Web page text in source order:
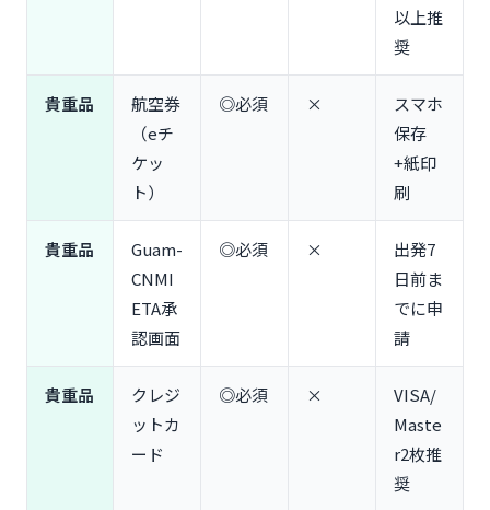
【グループ旅行・友人旅行】大人数で効率的に準備
する方法
グループで共有すべきアイテム（救急キット・延長
コード）
役割分担リスト（幹事・会計・撮影係）
大人数向けレンタカー・送迎の手配
【衣類・ファッション】季節別おすすめアイテム
通年必須（Tシャツ3枚・短パン2枚・水着2着）
乾季（12～5月）の服装（薄手カーディガン・UVパ
ーカー）
雨季（6～11月）の服装（速乾性Tシャツ・折りたた
おすすめブランド（ユニクロエアリズム・THE
NORTH FACE）
【日用品・衛生用品】現地調達できる物・日本から
持参すべき物
日本から持参すべき物（日焼け止め・虫除けスプレ
以上推
奨
貴重品
航空券
（eチ
ケッ
ト）
◎必須 ×
スマホ
保存
+紙印
刷
貴重品
Guam-
CNMI
ETA承
認画面
◎必須 ×
出発7
日前ま
でに申
請
貴重品
クレジ
ットカ
ード
◎必須 ×
VISA/
Maste
r2枚推
奨